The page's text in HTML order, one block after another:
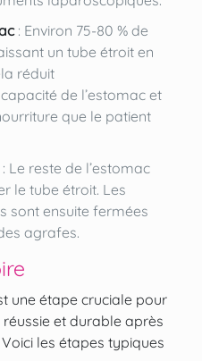
: Environ 75-80 % de
un tube étroit en
réduit
de l’estomac et
que le patient
Le reste de l’estomac
le tube étroit. Les
sont ensuite fermées
agrafes.
une étape cruciale pour
et durable après
Voici les étapes typiques